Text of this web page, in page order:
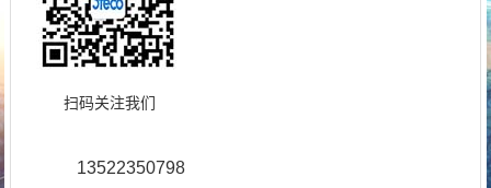
扫码关注我们
13522350798